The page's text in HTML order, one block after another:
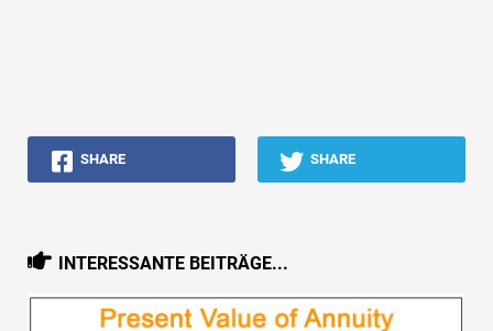
SHARE SHARE
INTERESSANTE BEITRÄGE...